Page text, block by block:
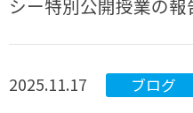
シー特別公開授業の報
2025.11.17 ブログ